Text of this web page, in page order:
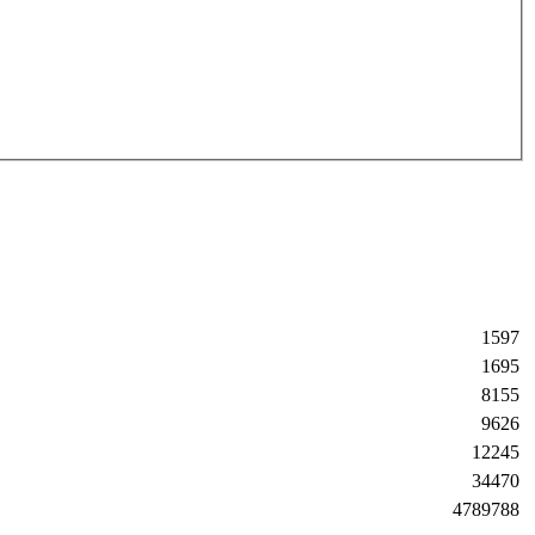
1597
1695
8155
9626
12245
34470
4789788